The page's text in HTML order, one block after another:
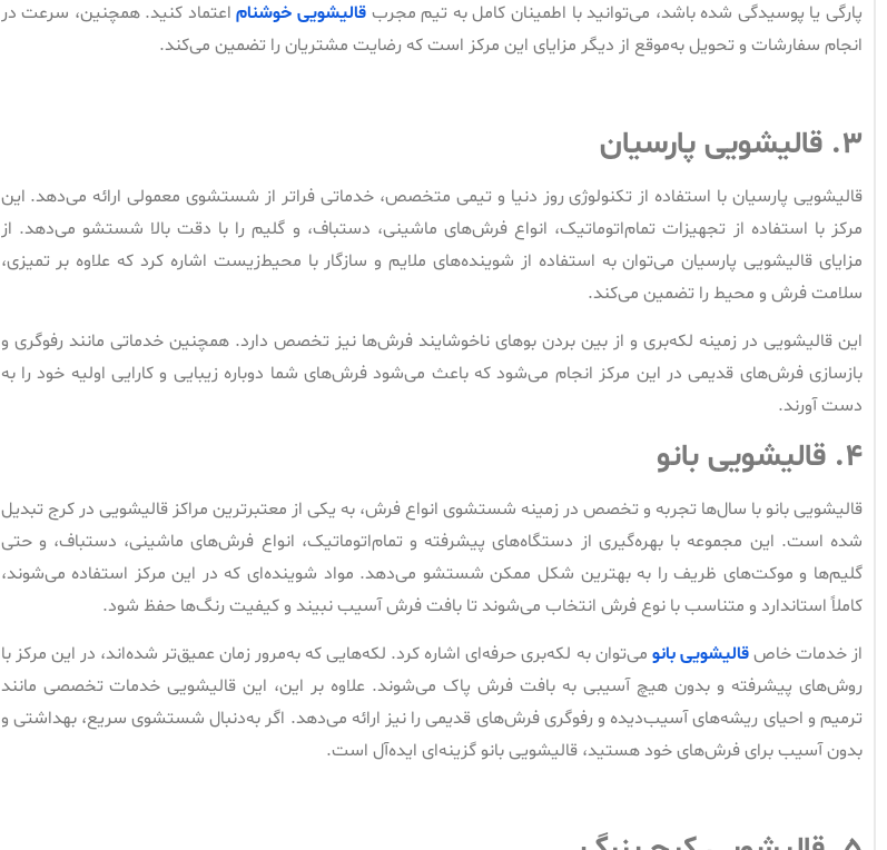
پارگی یا پوسیدگی شده باشد، می‌توانید با اطمینان کامل به تیم مجرب قالیشویی خوشناماعتماد کنید. همچنین، سرعت در
انجام سفارشات و تحویل به‌موقع از دیگر مزایای این مرکز است که رضایت مشتریان را تضمین می‌کند.
۳. قالیشویی پارسیان
قالیشویی پارسیان با استفاده از تکنولوژی روز دنیا و تیمی متخصص، خدماتی فراتر از شستشوی معمولی ارائه می‌دهد. این
مرکز با استفاده از تجهیزات تمام‌اتوماتیک، انواع فرش‌های ماشینی، دستباف، و گلیم را با دقت بالا شستشو می‌دهد. از
مزایای قالیشویی پارسیان می‌توان به استفاده از شوینده‌های ملایم و سازگار با محیط‌زیست اشاره کرد که علاوه بر تمیزی،
سلامت فرش و محیط را تضمین می‌کند.
این قالیشویی در زمینه لکه‌بری و از بین بردن بوهای ناخوشایند فرش‌ها نیز تخصص دارد. همچنین خدماتی مانند رفوگری و
بازسازی فرش‌های قدیمی در این مرکز انجام می‌شود که باعث می‌شود فرش‌های شما دوباره زیبایی و کارایی اولیه خود را به
دست آورند.
۴. قالیشویی بانو
قالیشویی بانو با سال‌ها تجربه و تخصص در زمینه شستشوی انواع فرش، به یکی از معتبرترین مراکز قالیشویی در کرج تبدیل
شده است. این مجموعه با بهره‌گیری از دستگاه‌های پیشرفته و تمام‌اتوماتیک، انواع فرش‌های ماشینی، دستباف، و حتی
گلیم‌ها و موکت‌های ظریف را به بهترین شکل ممکن شستشو می‌دهد. مواد شوینده‌ای که در این مرکز استفاده می‌شوند،
کاملاً استاندارد و متناسب با نوع فرش انتخاب می‌شوند تا بافت فرش آسیب نبیند و کیفیت رنگ‌ها حفظ شود.
از خدمات خاصقالیشویی بانو می‌توان به لکه‌بری حرفه‌ای اشاره کرد. لکه‌هایی که به‌مرور زمان عمیق‌تر شده‌اند، در این مرکز با
روش‌های پیشرفته و بدون هیچ آسیبی به بافت فرش پاک می‌شوند. علاوه بر این، این قالیشویی خدمات تخصصی مانند
ترمیم و احیای ریشه‌های آسیب‌دیده و رفوگری فرش‌های قدیمی را نیز ارائه می‌دهد. اگر به‌دنبال شستشوی سریع، بهداشتی و
بدون آسیب برای فرش‌های خود هستید، قالیشویی بانو گزینه‌ای ایده‌آل است.